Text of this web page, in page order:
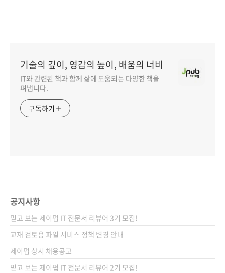
기술의 깊이, 영감의 높이, 배움의 너비
IT와 관련된 책과 함께 삶에 도움되는 다양한 책을
펴냅니다.
구독하기
공지사항
믿고 보는 제이펍 IT 전문서 리뷰어 3기 모집!
교재 검토용 파일 서비스 정책 변경 안내
제이펍 상시 채용공고
믿고 보는 제이펍 IT 전문서 리뷰어 2기 모집!